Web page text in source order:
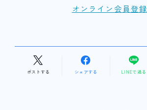
オンライン会員登録
ポストする シェアする LINEで送る